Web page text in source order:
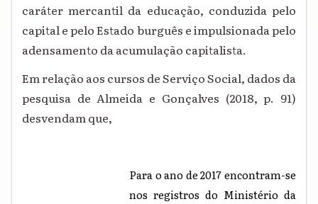
caráter mercantil da educação, conduzida pelo
capital e pelo Estado burguês e impulsionada pelo
adensamento da acumulação capitalista.
Em relação aos cursos de Serviço Social, dados da
pesquisa de Almeida e Gonçalves (2018, p. 91)
desvendam que,
Para o ano de 2017 encontram-se
nos registros do Ministério da